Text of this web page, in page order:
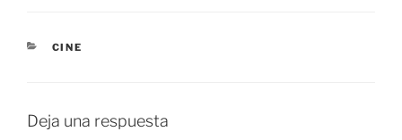
CATEGORÍAS
CINE
Deja una respuesta